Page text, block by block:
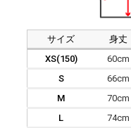
サイズ 身丈
XS(150)
60cm
S
66cm
M
70cm
L
74cm